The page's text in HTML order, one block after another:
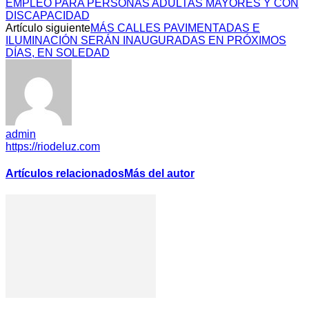
EMPLEO PARA PERSONAS ADULTAS MAYORES Y CON
DISCAPACIDAD
Artículo siguienteMÁS CALLES PAVIMENTADAS E
ILUMINACIÓN SERÁN INAUGURADAS EN PRÓXIMOS
DÍAS, EN SOLEDAD
admin
https://riodeluz.com
Artículos relacionadosMás del autor